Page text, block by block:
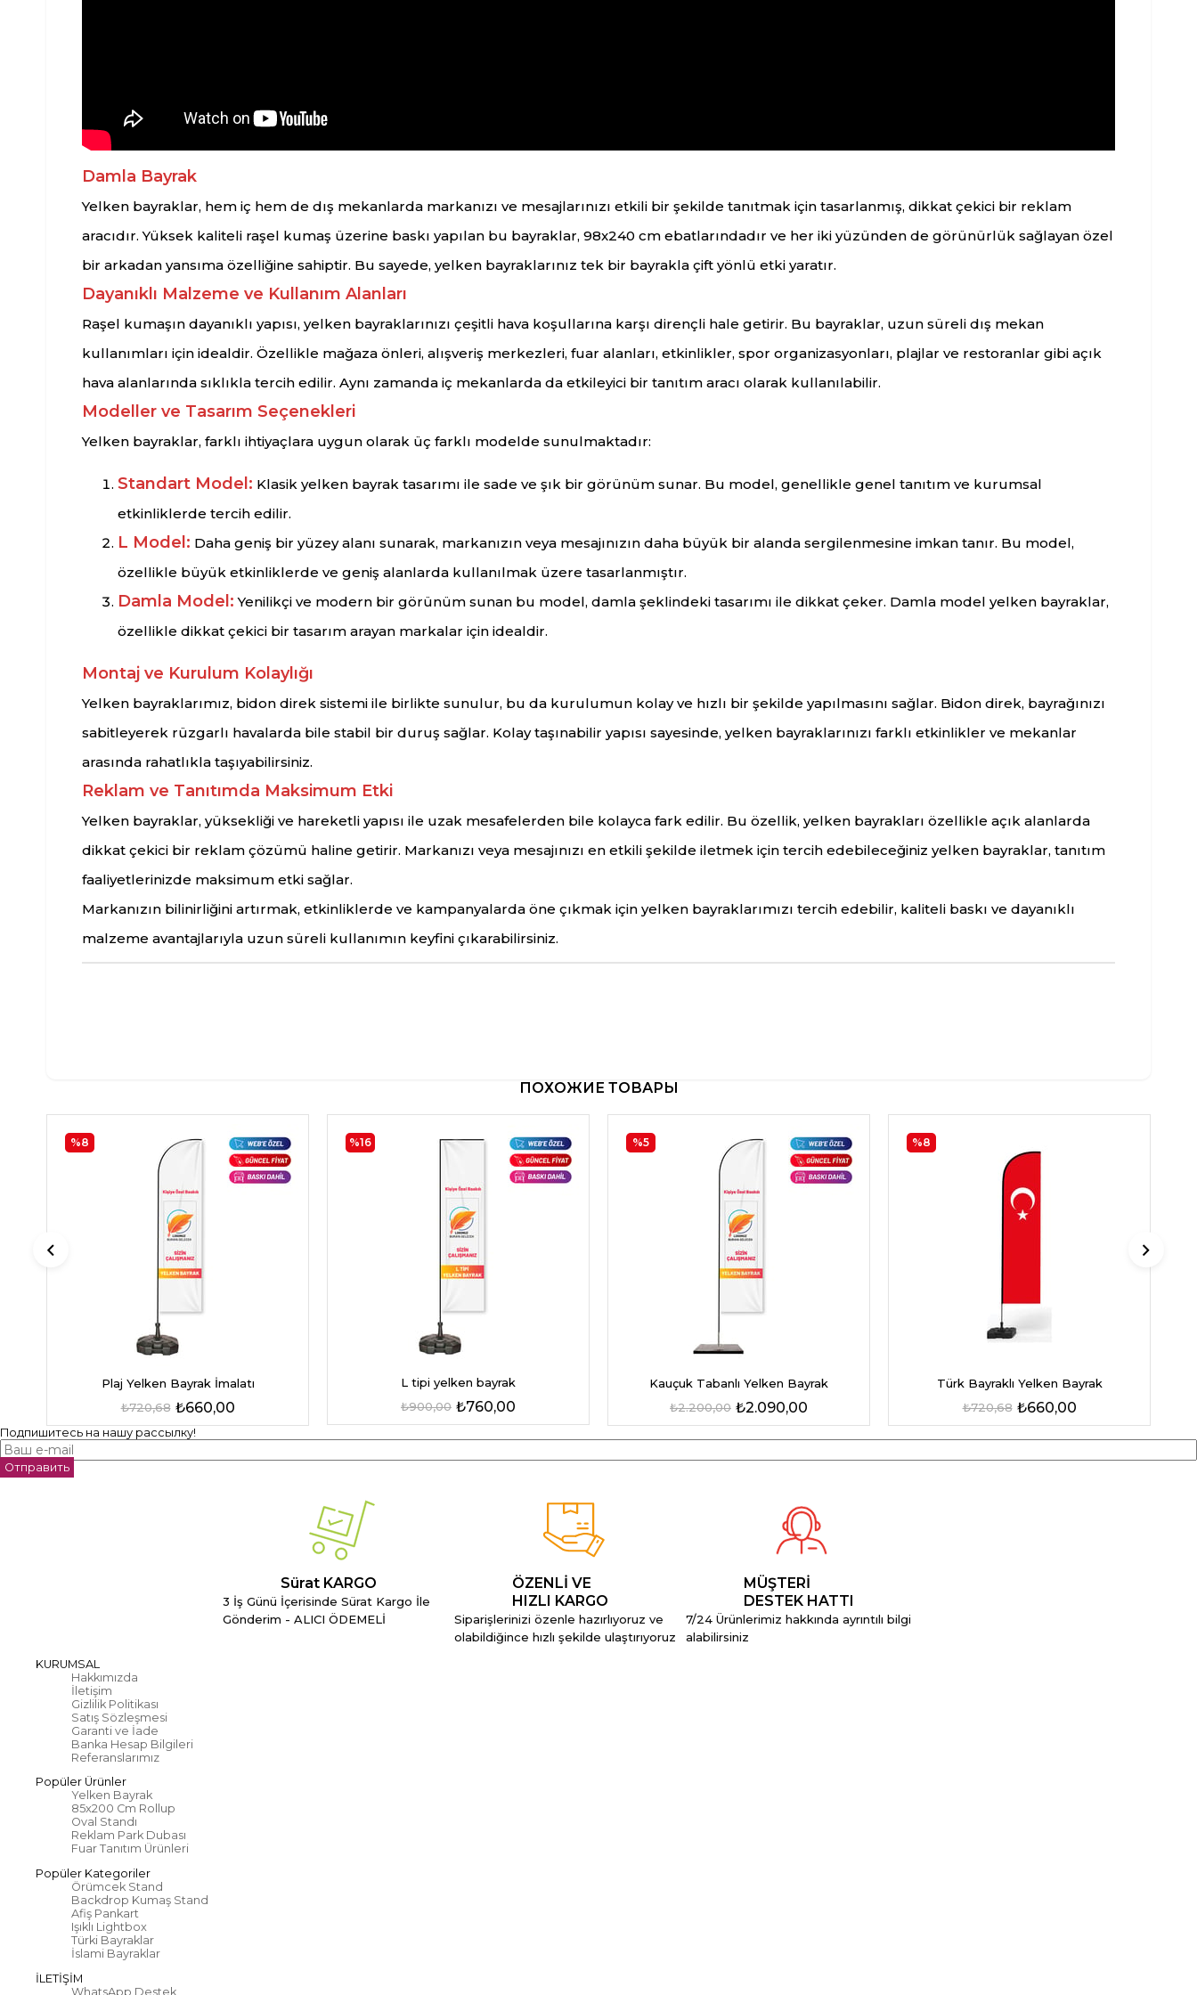
Damla Bayrak
Yelken bayraklar, hem iç hem de dış mekanlarda markanızı ve mesajlarınızı etkili bir şekilde tanıtmak için tasarlanmış, dikkat çekici bir reklam
aracıdır. Yüksek kaliteli raşel kumaş üzerine baskı yapılan bu bayraklar, 98x240 cm ebatlarındadır ve her iki yüzünden de görünürlük sağlayan özel
bir arkadan yansıma özelliğine sahiptir. Bu sayede, yelken bayraklarınız tek bir bayrakla çift yönlü etki yaratır.
Dayanıklı Malzeme ve Kullanım Alanları
Raşel kumaşın dayanıklı yapısı, yelken bayraklarınızı çeşitli hava koşullarına karşı dirençli hale getirir. Bu bayraklar, uzun süreli dış mekan
kullanımları için idealdir. Özellikle mağaza önleri, alışveriş merkezleri, fuar alanları, etkinlikler, spor organizasyonları, plajlar ve restoranlar gibi açık
hava alanlarında sıklıkla tercih edilir. Aynı zamanda iç mekanlarda da etkileyici bir tanıtım aracı olarak kullanılabilir.
Modeller ve Tasarım Seçenekleri
Yelken bayraklar, farklı ihtiyaçlara uygun olarak üç farklı modelde sunulmaktadır:
Standart Model: Klasik yelken bayrak tasarımı ile sade ve şık bir görünüm sunar. Bu model, genellikle genel tanıtım ve kurumsal
etkinliklerde tercih edilir.
L Model: Daha geniş bir yüzey alanı sunarak, markanızın veya mesajınızın daha büyük bir alanda sergilenmesine imkan tanır. Bu model,
özellikle büyük etkinliklerde ve geniş alanlarda kullanılmak üzere tasarlanmıştır.
Damla Model: Yenilikçi ve modern bir görünüm sunan bu model, damla şeklindeki tasarımı ile dikkat çeker. Damla model yelken bayraklar,
özellikle dikkat çekici bir tasarım arayan markalar için idealdir.
Montaj ve Kurulum Kolaylığı
Yelken bayraklarımız, bidon direk sistemi ile birlikte sunulur, bu da kurulumun kolay ve hızlı bir şekilde yapılmasını sağlar. Bidon direk, bayrağınızı
sabitleyerek rüzgarlı havalarda bile stabil bir duruş sağlar. Kolay taşınabilir yapısı sayesinde, yelken bayraklarınızı farklı etkinlikler ve mekanlar
arasında rahatlıkla taşıyabilirsiniz.
Reklam ve Tanıtımda Maksimum Etki
Yelken bayraklar, yüksekliği ve hareketli yapısı ile uzak mesafelerden bile kolayca fark edilir. Bu özellik, yelken bayrakları özellikle açık alanlarda
dikkat çekici bir reklam çözümü haline getirir. Markanızı veya mesajınızı en etkili şekilde iletmek için tercih edebileceğiniz yelken bayraklar, tanıtım
faaliyetlerinizde maksimum etki sağlar.
Markanızın bilinirliğini artırmak, etkinliklerde ve kampanyalarda öne çıkmak için yelken bayraklarımızı tercih edebilir, kaliteli baskı ve dayanıklı
malzeme avantajlarıyla uzun süreli kullanımın keyfini çıkarabilirsiniz.
ПОХОЖИЕ ТОВАРЫ
Plaj Yelken Bayrak İmalatı
₺660,00
₺720,68
%8
L tipi yelken bayrak
₺760,00
₺900,00
%16
Kauçuk Tabanlı Yelken Bayrak
₺2.090,00
₺2.200,00
%5
Türk Bayraklı Yelken Bayrak
₺660,00
₺720,68
%8
Подпишитесь на нашу рассылку!
Отправить
Sürat KARGO
3 İş Günü İçerisinde Sürat Kargo İle
Gönderim - ALICI ÖDEMELİ
ÖZENLİ VE
HIZLI KARGO
Siparişlerinizi özenle hazırlıyoruz ve
olabildiğince hızlı şekilde ulaştırıyoruz
MÜŞTERİ
DESTEK HATTI
7/24 Ürünlerimiz hakkında ayrıntılı bilgi
alabilirsiniz
KURUMSAL
Hakkımızda
İletişim
Gizlilik Politikası
Satış Sözleşmesi
Garanti ve İade
Banka Hesap Bilgileri
Referanslarımız
Popüler Ürünler
Yelken Bayrak
85x200 Cm Rollup
Oval Standı
Reklam Park Dubası
Fuar Tanıtım Ürünleri
Popüler Kategoriler
Örümcek Stand
Backdrop Kumaş Stand
Afiş Pankart
Işıklı Lightbox
Türki Bayraklar
İslami Bayraklar
İLETİŞİM
WhatsApp Destek